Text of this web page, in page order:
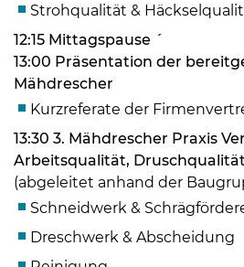
Skip to main
Strohqualität &
12:15 Mittagspause ´
13:00 Präsentation der
Mähdrescher
Kurzreferate der
13:30 3. Mähdrescher Praxis
Arbeitsqualität,
(abgeleitet anhand der
Schneidwerk &
Dreschwerk & Abscheidung